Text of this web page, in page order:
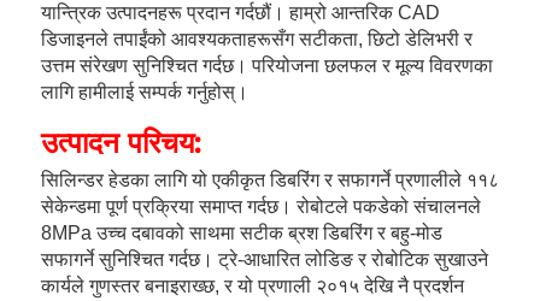
यान्त्रिक उत्पादनहरू प्रदान गर्दछौं। हाम्रो आन्तरिक CAD
डिजाइनले तपाईंको आवश्यकताहरूसँग सटीकता, छिटो डेलिभरी र
उत्तम संरेखण सुनिश्चित गर्दछ। परियोजना छलफल र मूल्य विवरणका
लागि हामीलाई सम्पर्क गर्नुहोस्।
उत्पादन परिचय:
सिलिन्डर हेडका लागि यो एकीकृत डिबरिंग र सफागर्ने प्रणालीले ११८
सेकेन्डमा पूर्ण प्रक्रिया समाप्त गर्दछ। रोबोटले पकडेको संचालनले
8MPa उच्च दबावको साथमा सटीक ब्रश डिबरिंग र बहु-मोड
सफागर्ने सुनिश्चित गर्दछ। ट्रे-आधारित लोडिङ र रोबोटिक सुखाउने
कार्यले गुणस्तर बनाइराख्छ, र यो प्रणाली २०१५ देखि नै प्रदर्शन